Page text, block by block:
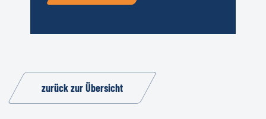
zurück zur Übersicht